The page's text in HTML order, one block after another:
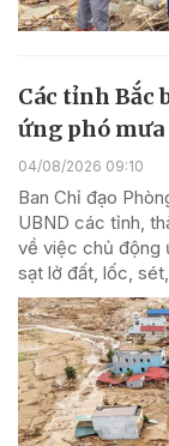
Các tỉnh Bắc
ứng phó
04/08/2026 09:10
Ban Chỉ đạo
UBND các tỉnh,
về việc chủ động
sạt lở đất, lốc,